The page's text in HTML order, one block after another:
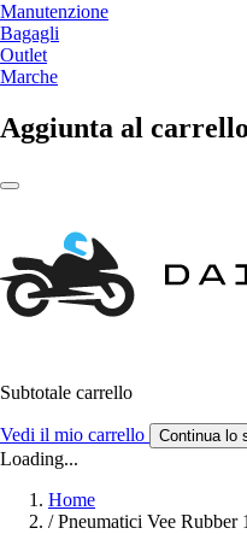
Manutenzione
Bagagli
Outlet
Marche
Aggiunta al
Subtotale carrello
Vedi il mio carrello Continua lo
Loading...
Home
/ Pneumatici Vee